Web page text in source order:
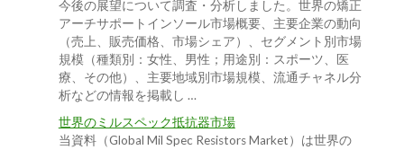
今後の展望について調査・分析しました。世界の矯正
アーチサポートインソール市場概要、主要企業の動向
（売上、販売価格、市場シェア）、セグメント別市場
規模（種類別：女性、男性；用途別：スポーツ、医
療、その他）、主要地域別市場規模、流通チャネル分
析などの情報を掲載し …
世界のミルスペック抵抗器市場
当資料（Global Mil Spec Resistors Market）は世界の